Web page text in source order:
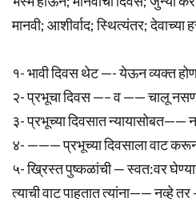
मानवी; आशीर्वाद; स्थित्यंतर;
१- भावी दिवस थेट —- येऊन व्यक्त
२- प्रभूचा दिवस —– व —— चालू
३- प्रभूच्या दिवसात न्यायासोबत——
४- ——— प्रभूच्या दिवसाला वाट
५- ख्रिस्त पुष्कळांची — स्वत:वर
त्याची वाट पाहतात त्यांना—— नव्हे